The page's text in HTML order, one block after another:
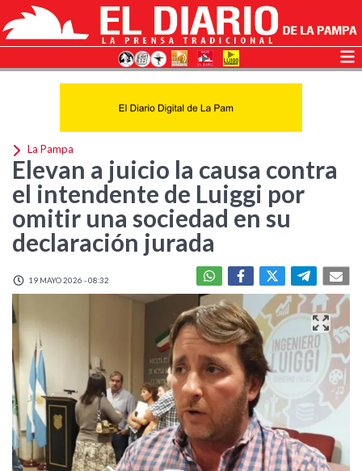
La Pampa
Elevan a juicio la causa contra
el intendente de Luiggi por
omitir una sociedad en su
declaración jurada
19 MAYO 2026 - 08:32